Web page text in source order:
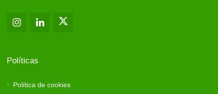
Políticas
Política de cookies